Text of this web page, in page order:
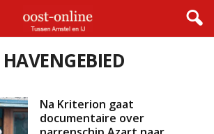
Na Kriterion gaat
documentaire over